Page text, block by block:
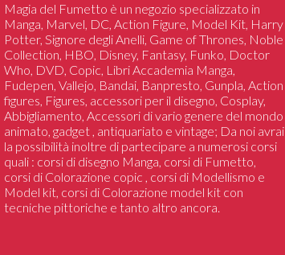
Magia del Fumetto è un negozio specializzato in
Manga, Marvel, DC, Action Figure, Model Kit, Harry
Potter, Signore degli Anelli, Game of Thrones, Noble
Collection, HBO, Disney, Fantasy, Funko, Doctor
Who, DVD, Copic, Libri Accademia Manga,
Fudepen, Vallejo, Bandai, Banpresto, Gunpla, Action
figures, Figures, accessori per il disegno, Cosplay,
Abbigliamento, Accessori di vario genere del mondo
animato, gadget , antiquariato e vintage; Da noi avrai
la possibilità inoltre di partecipare a numerosi corsi
quali : corsi di disegno Manga, corsi di Fumetto,
corsi di Colorazione copic , corsi di Modellismo e
Model kit, corsi di Colorazione model kit con
tecniche pittoriche e tanto altro ancora.